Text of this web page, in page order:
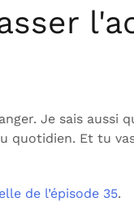
Je sais aussi
quotidien. Et tu
de l’épisode 35.